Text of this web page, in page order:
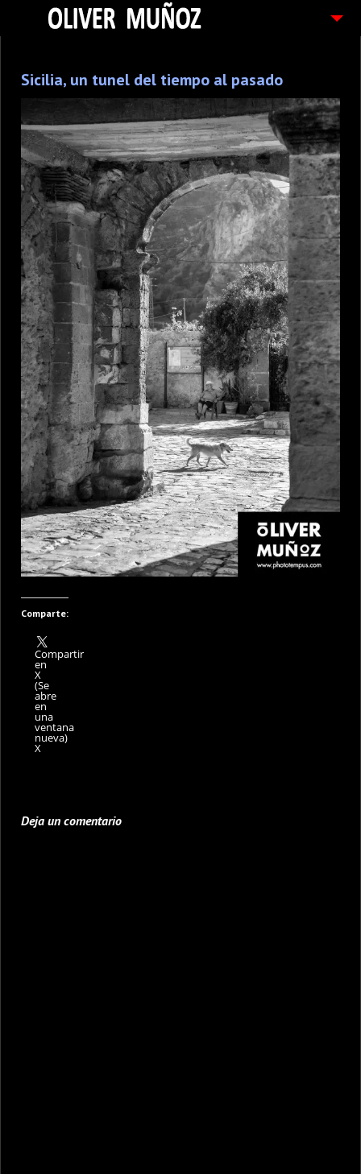
FOTOGRAFIAS
PEDIDOS
Sicilia, un tunel del tiempo al pasado
Comparte:
Compartir
en
X
(Se
abre
en
una
ventana
nueva)
X
Deja un comentario